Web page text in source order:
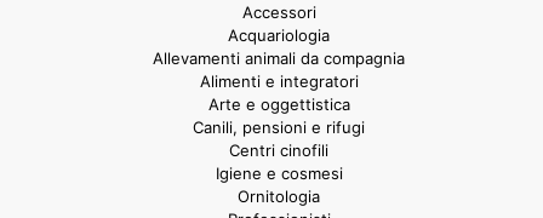
Accessori
Acquariologia
Allevamenti animali da compagnia
Alimenti e integratori
Arte e oggettistica
Canili, pensioni e rifugi
Centri cinofili
Igiene e cosmesi
Ornitologia